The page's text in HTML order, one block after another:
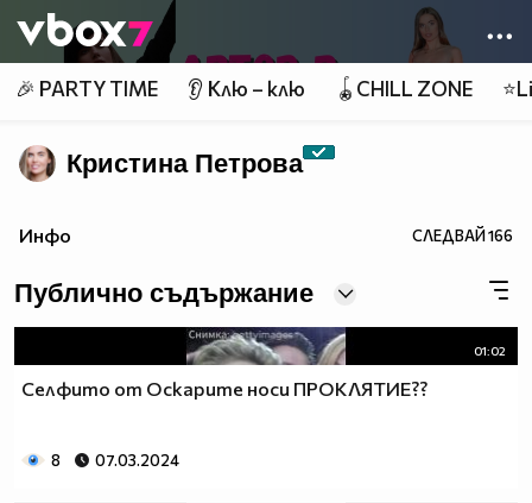
👾
🎉 PARTY TIME 👂 Клю – клю 🪀CHILL ZONE
Кристина Петрова
Инфо СЛЕДВАЙ166
Публично съдържание
01:02
Селфито от Оскарите носи ПРОКЛЯТИЕ??
8 07.03.2024